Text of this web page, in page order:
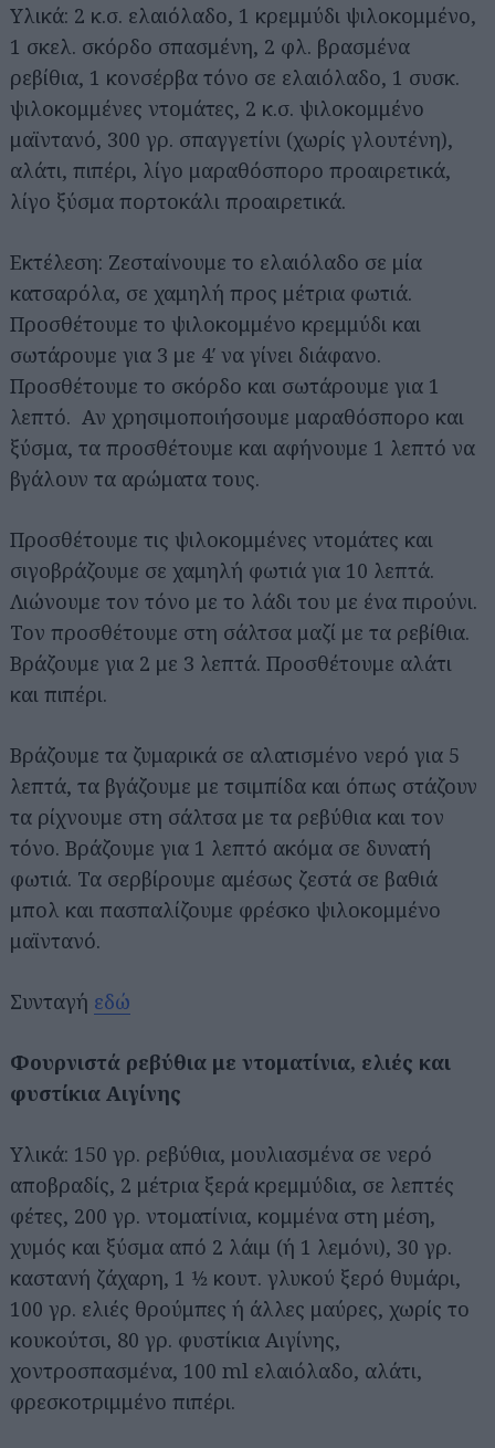
Υλικά: 2 κ.σ. ελαιόλαδο, 1 κρεμμύδι ψιλοκομμένο,
1 σκελ. σκόρδο σπασμένη, 2 φλ. βρασμένα
ρεβίθια, 1 κονσέρβα τόνο σε ελαιόλαδο, 1 συσκ.
ψιλοκομμένες ντομάτες, 2 κ.σ. ψιλοκομμένο
μαϊντανό, 300 γρ. σπαγγετίνι (χωρίς γλουτένη),
αλάτι, πιπέρι, λίγο μαραθόσπορο προαιρετικά,
λίγο ξύσμα πορτοκάλι προαιρετικά.
Εκτέλεση: Ζεσταίνουμε το ελαιόλαδο σε μία
κατσαρόλα, σε χαμηλή προς μέτρια φωτιά.
Προσθέτουμε το ψιλοκομμένο κρεμμύδι και
σωτάρουμε για 3 με 4′ να γίνει διάφανο.
Προσθέτουμε το σκόρδο και σωτάρουμε για 1
λεπτό. Αν χρησιμοποιήσουμε μαραθόσπορο και
ξύσμα, τα προσθέτουμε και αφήνουμε 1 λεπτό να
βγάλουν τα αρώματα τους.
Προσθέτουμε τις ψιλοκομμένες ντομάτες και
σιγοβράζουμε σε χαμηλή φωτιά για 10 λεπτά.
Λιώνουμε τον τόνο με το λάδι του με ένα πιρούνι.
Τον προσθέτουμε στη σάλτσα μαζί με τα ρεβίθια.
Βράζουμε για 2 με 3 λεπτά. Προσθέτουμε αλάτι
και πιπέρι.
Βράζουμε τα ζυμαρικά σε αλατισμένο νερό για 5
λεπτά, τα βγάζουμε με τσιμπίδα και όπως στάζουν
τα ρίχνουμε στη σάλτσα με τα ρεβύθια και τον
τόνο. Βράζουμε για 1 λεπτό ακόμα σε δυνατή
φωτιά. Τα σερβίρουμε αμέσως ζεστά σε βαθιά
μπολ και πασπαλίζουμε φρέσκο ψιλοκομμένο
μαϊντανό.
Συνταγή εδώ
Φουρνιστά ρεβύθια με ντοματίνια, ελιές και
φυστίκια Αιγίνης
Υλικά: 150 γρ. ρεβύθια, μουλιασμένα σε νερό
αποβραδίς, 2 μέτρια ξερά κρεμμύδια, σε λεπτές
φέτες, 200 γρ. ντοματίνια, κομμένα στη μέση,
χυμός και ξύσμα από 2 λάιμ (ή 1 λεμόνι), 30 γρ.
καστανή ζάχαρη, 1 1⁄2 κουτ. γλυκού ξερό θυμάρι,
100 γρ. ελιές θρούμπες ή άλλες μαύρες, χωρίς το
κουκούτσι, 80 γρ. φυστίκια Αιγίνης,
χοντροσπασμένα, 100 ml ελαιόλαδο, αλάτι,
φρεσκοτριμμένο πιπέρι.